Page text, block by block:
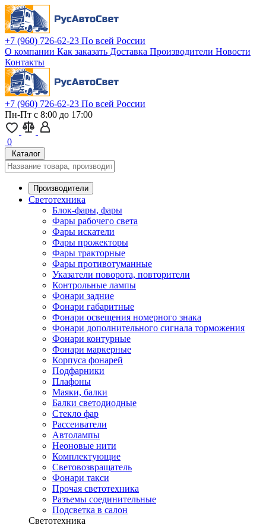
+7 (960) 726-62-23 По всей России
О компании Как заказать Доставка Производители Новости
Контакты
+7 (960) 726-62-23 По всей России
Пн-Пт с 8:00 до 17:00
0
Каталог
Производители
Светотехника
Блок-фары, фары
Фары рабочего света
Фары искатели
Фары прожекторы
Фары тракторные
Фары противотуманные
Указатели поворота, повторители
Контрольные лампы
Фонари задние
Фонари габаритные
Фонари освещения номерного знака
Фонари дополнительного сигнала торможения
Фонари контурные
Фонари маркерные
Корпуса фонарей
Подфарники
Плафоны
Маяки, балки
Балки светодиодные
Стекло фар
Рассеиватели
Автолампы
Неоновые нити
Комплектующие
Световозвращатель
Фонари такси
Прочая светотехника
Разъемы соединительные
Подсветка в салон
Светотехника